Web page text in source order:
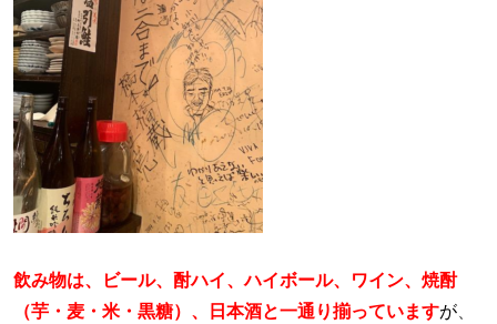
飲み物は、ビール、酎ハイ、ハイボール、ワイン、焼酎
（芋・麦・米・黒糖）、日本酒と一通り揃っていますが